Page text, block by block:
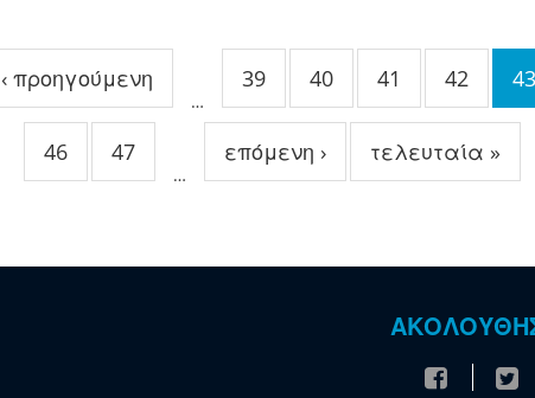
‹ προηγούμενη
…
39 40 41 42 43
46 47
…
επόμενη › τελευταία »